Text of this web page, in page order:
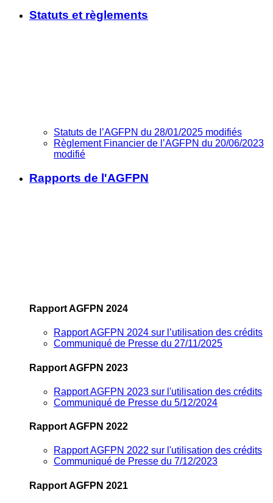
Statuts et règlements
Statuts de l’AGFPN du 28/01/2025 modifiés
Règlement Financier de l’AGFPN du 20/06/2023
modifié
Rapports de l'AGFPN
Rapport AGFPN 2024
Rapport AGFPN 2024 sur l’utilisation des crédits
Communiqué de Presse du 27/11/2025
Rapport AGFPN 2023
Rapport AGFPN 2023 sur l'utilisation des crédits
Communiqué de Presse du 5/12/2024
Rapport AGFPN 2022
Rapport AGFPN 2022 sur l'utilisation des crédits
Communiqué de Presse du 7/12/2023
Rapport AGFPN 2021